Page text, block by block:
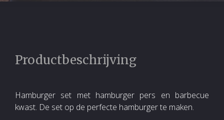
Productbeschrijving
Hamburger set met hamburger pers en barbecue
kwast. De set op de perfecte hamburger te maken.